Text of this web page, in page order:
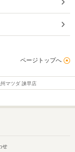
ページトップへ
マツダ 諫早店
せ